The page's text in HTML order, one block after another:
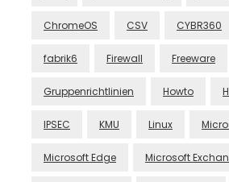
ChromeOS CSV CYBR360
fabrik6 Firewall Freeware
Gruppenrichtlinien Howto
IPSEC KMU Linux
Microsoft Edge Microsoft